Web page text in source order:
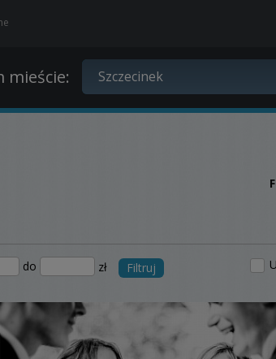
mieście:
do zł Filtruj